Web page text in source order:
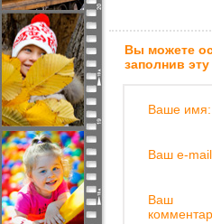
Вы можете
заполнив
Ваше имя:
Ваш e-
Ваш